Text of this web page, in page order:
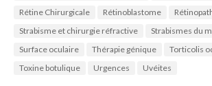
Rétine Chirurgicale
Rétinoblastome
Strabisme et chirurgie réfractive
Strabismes du
Surface oculaire
Thérapie génique
Torticolis
Toxine botulique
Urgences Uvéites